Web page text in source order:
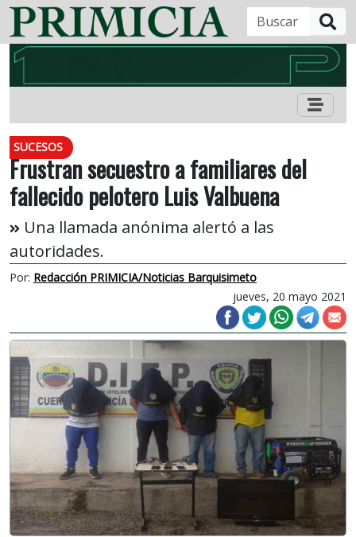
SUCESOS
Frustran secuestro a familiares del
fallecido pelotero Luis Valbuena
Una llamada anónima alertó a las
autoridades.
Por: Redacción PRIMICIA/Noticias Barquisimeto
jueves, 20 mayo 2021